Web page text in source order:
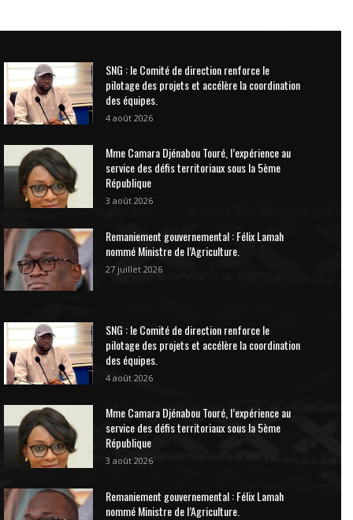
SNG : le Comité de direction renforce le
pilotage des projets et accélère la coordination
des équipes.
4 août 2026
Mme Camara Djénabou Touré, l’expérience au
service des défis territoriaux sous la 5ème
République
3 août 2026
Remaniement gouvernemental : Félix Lamah
nommé Ministre de l’Agriculture.
27 juillet 2026
SNG : le Comité de direction renforce le
pilotage des projets et accélère la coordination
des équipes.
4 août 2026
Mme Camara Djénabou Touré, l’expérience au
service des défis territoriaux sous la 5ème
République
3 août 2026
Remaniement gouvernemental : Félix Lamah
nommé Ministre de l’Agriculture.